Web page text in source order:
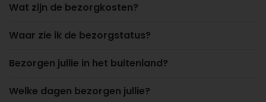
Wat zijn de bezorgkosten?
Waar zie ik de bezorgstatus?
Bezorgen jullie in het buitenland?
Welke dagen bezorgen jullie?